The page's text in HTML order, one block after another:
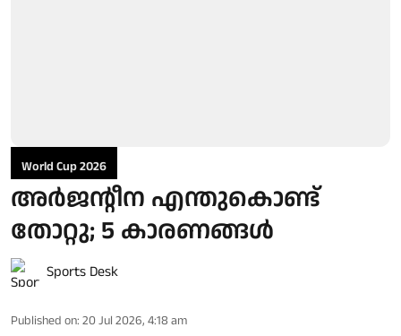
World Cup 2026
അര്‍ജന്റീന എന്തുകൊണ്ട്
തോറ്റു; 5 കാരണങ്ങള്‍
Sports Desk
Published on: 20 Jul 2026, 4:18 am